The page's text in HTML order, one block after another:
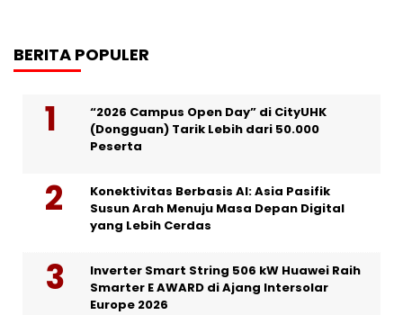
BERITA POPULER
“2026 Campus Open Day” di CityUHK
(Dongguan) Tarik Lebih dari 50.000
Peserta
Konektivitas Berbasis AI: Asia Pasifik
Susun Arah Menuju Masa Depan Digital
yang Lebih Cerdas
Inverter Smart String 506 kW Huawei Raih
Smarter E AWARD di Ajang Intersolar
Europe 2026